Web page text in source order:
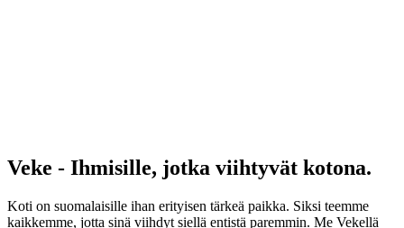
Veke - Ihmisille, jotka viihtyvät kotona.
Koti on suomalaisille ihan erityisen tärkeä paikka. Siksi teemme
kaikkemme, jotta sinä viihdyt siellä entistä paremmin. Me Vekellä